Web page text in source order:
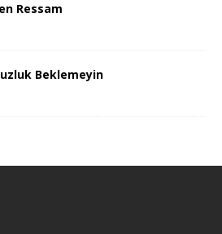
Ressam
Beklemeyin